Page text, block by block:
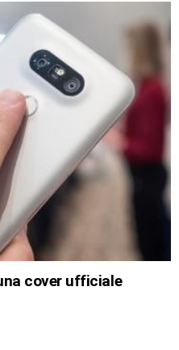
cover ufficiale